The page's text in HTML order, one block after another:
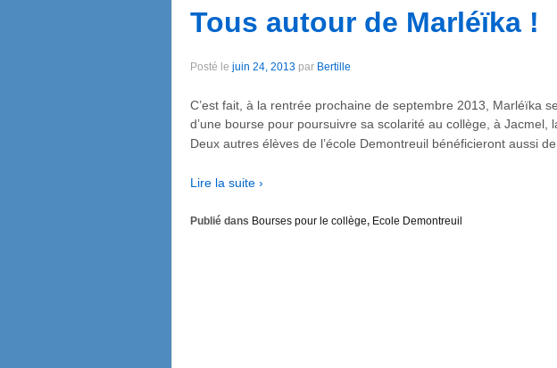
Tous autour de Marléïka !
Posté le juin 24, 2013 par Bertille
C’est fait, à la rentrée prochaine de septembre 2013, Marléïka
d’une bourse pour poursuivre sa scolarité au collège, à Jacmel,
Deux autres élèves de l’école Demontreuil bénéficieront aussi
Lire la suite ›
Publié dans Bourses pour le collège, Ecole Demontreuil